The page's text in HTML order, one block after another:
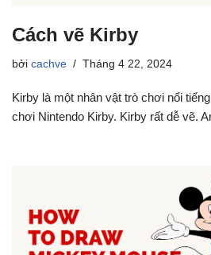
Cách vẽ Kirby
bởi cachve Tháng 4 22, 2024
Kirby là một nhân vật trò chơi nổi
chơi Nintendo Kirby. Kirby rất dễ vẽ.